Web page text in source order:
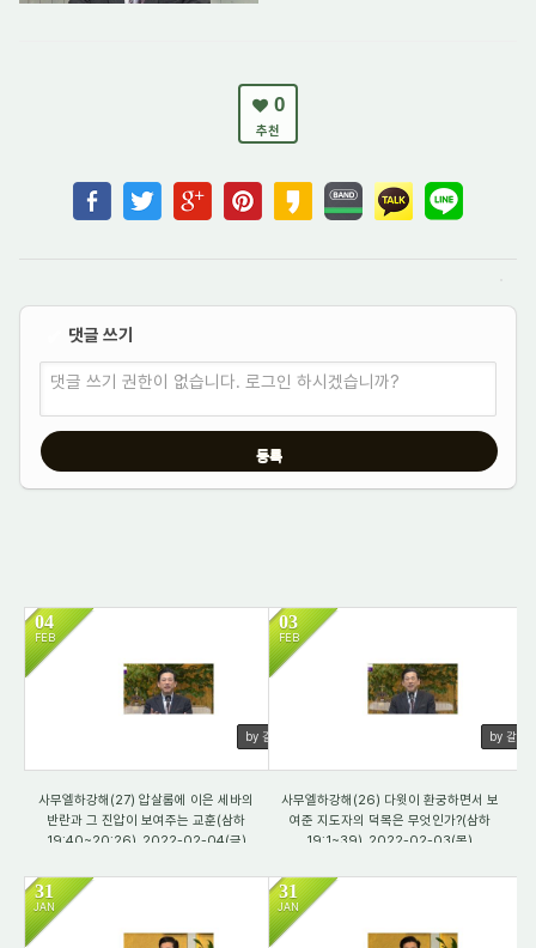
0
추천
댓글 쓰기
댓글 쓰기 권한이 없습니다. 로그인 하시겠습니까?
04
FEB
by 갈렙
사무엘하강해(27) 압살롬에 이은 세바의
반란과 그 진압이 보여주는 교훈(삼하
19:40~20:26)_2022-02-04(금)
03
FEB
by 갈렙
사무엘하강해(26) 다윗이 환궁하면서 보
여준 지도자의 덕목은 무엇인가?(삼하
19:1~39)_2022-02-03(목)
31
JAN
31
JAN